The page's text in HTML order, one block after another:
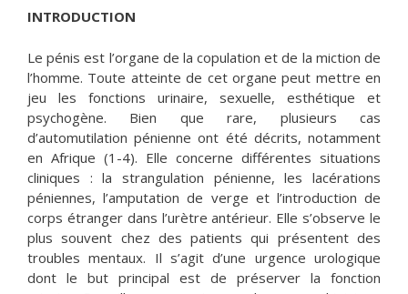
INTRODUCTION
Le pénis est l’organe de la copulation et de la miction de
l’homme. Toute atteinte de cet organe peut mettre en
jeu les fonctions urinaire, sexuelle, esthétique et
psychogène. Bien que rare, plusieurs cas
d’automutilation pénienne ont été décrits, notamment
en Afrique (1-4). Elle concerne différentes situations
cliniques : la strangulation pénienne, les lacérations
péniennes, l’amputation de verge et l’introduction de
corps étranger dans l’urètre antérieur. Elle s’observe le
plus souvent chez des patients qui présentent des
troubles mentaux. Il s’agit d’une urgence urologique
dont le but principal est de préserver la fonction